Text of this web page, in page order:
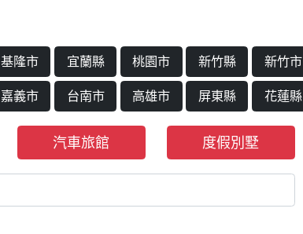
基隆市 宜蘭縣 桃園市 新竹縣 新竹市
嘉義市 台南市 高雄市 屏東縣 花蓮縣
汽車旅館 度假別墅